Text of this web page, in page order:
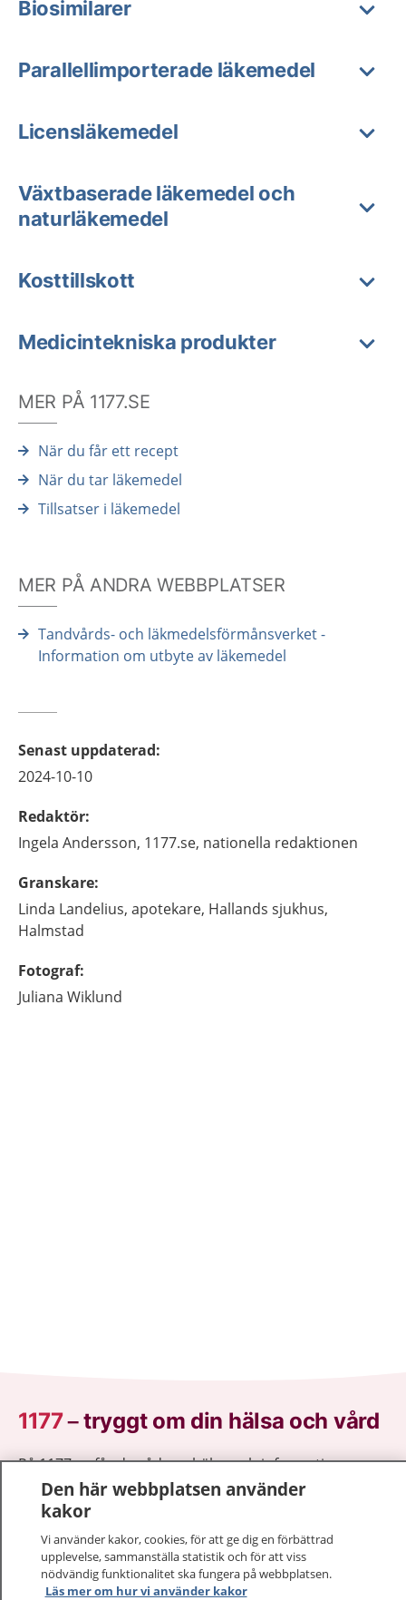
Biosimilarer
Parallellimporterade läkemedel
Licensläkemedel
Växtbaserade läkemedel och
naturläkemedel
Kosttillskott
Medicintekniska produkter
MER PÅ 1177.SE
När du får ett recept
När du tar läkemedel
Tillsatser i läkemedel
MER PÅ ANDRA WEBBPLATSER
Tandvårds- och läkmedelsförmånsverket -
Information om utbyte av läkemedel
Senast uppdaterad:
2024-10-10
Redaktör:
Ingela Andersson, 1177.se, nationella redaktionen
Granskare:
Linda Landelius, apotekare, Hallands sjukhus,
Halmstad
Fotograf:
Juliana Wiklund
1177–tryggt om din hälsa och vård
På 1177.se får du råd om hälsa och information om
sjukdomar och vilka mottagningar du kan kontakta.
Logga in för att läsa din journal och göra dina
sjukvårdsrådgivning dygnet runt.
1177 ger dig råd när du vill må bättre.
Den här webbplatsen använder
kakor
Vi använder kakor, cookies, för att ge dig en förbättrad
upplevelse, sammanställa statistik och för att viss
nödvändig funktionalitet ska fungera på webbplatsen.
Läs mer om hur vi använder kakor